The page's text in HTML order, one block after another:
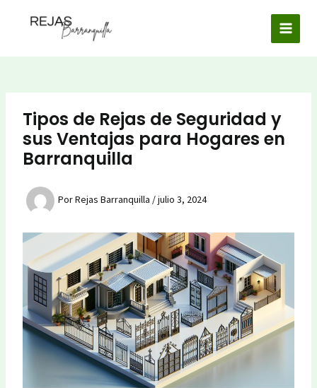
MAIN
Tipos de Rejas de Seguridad y
sus Ventajas para Hogares en
Barranquilla
PorRejas Barranquilla /julio 3, 2024